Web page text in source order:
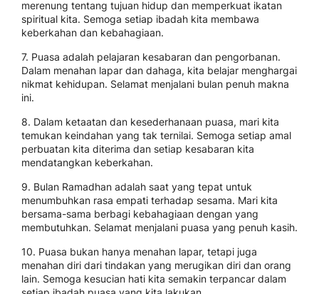
merenung tentang tujuan hidup dan memperkuat ikatan
spiritual kita. Semoga setiap ibadah kita membawa
keberkahan dan kebahagiaan.
7. Puasa adalah pelajaran kesabaran dan pengorbanan.
Dalam menahan lapar dan dahaga, kita belajar menghargai
nikmat kehidupan. Selamat menjalani bulan penuh makna
ini.
8. Dalam ketaatan dan kesederhanaan puasa, mari kita
temukan keindahan yang tak ternilai. Semoga setiap amal
perbuatan kita diterima dan setiap kesabaran kita
mendatangkan keberkahan.
9. Bulan Ramadhan adalah saat yang tepat untuk
menumbuhkan rasa empati terhadap sesama. Mari kita
bersama-sama berbagi kebahagiaan dengan yang
membutuhkan. Selamat menjalani puasa yang penuh kasih.
10. Puasa bukan hanya menahan lapar, tetapi juga
menahan diri dari tindakan yang merugikan diri dan orang
lain. Semoga kesucian hati kita semakin terpancar dalam